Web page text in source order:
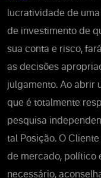
lucratividade de
de investimento de
sua conta e risco,
as decisões
julgamento. Ao abrir
que é totalmente
pesquisa
tal Posição. O
de mercado, político
necessário,